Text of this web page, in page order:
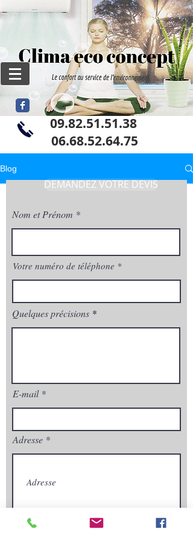
09.82.51.51.38
06.68.52.64.75
Blog
DEMANDEZ VOTRE DEVIS
Nom et Prénom
Votre numéro de téléphone
Quelques précisions
E-mail
Adresse
Envoyez